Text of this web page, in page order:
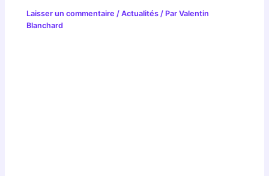
Laisser un commentaire /Actualités / ParValentin
Blanchard